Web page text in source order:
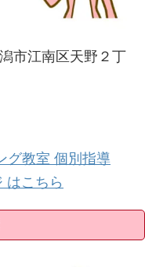
市江南区天野２丁
グ教室 個別指導
はこちら